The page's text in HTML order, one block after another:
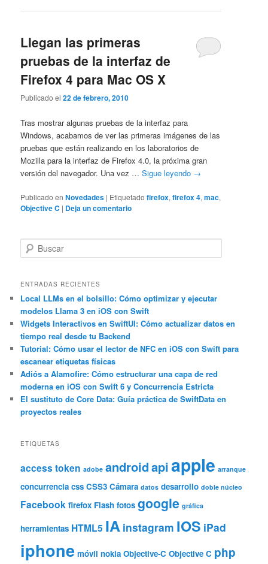
Llegan las primeras
pruebas de la interfaz de
Firefox 4 para Mac OS X
Publicado el22 de febrero, 2010
Tras mostrar algunas pruebas de la interfaz para
Windows, acabamos de ver las primeras imágenes de las
pruebas que están realizando en los laboratorios de
Mozilla para la interfaz de Firefox 4.0, la próxima gran
versión del navegador. Una vez …Sigue leyendo →
Publicado en Novedades | Etiquetado firefox,firefox 4,mac,
Objective C | Deja un comentario
u
c
a
r
ENTRADAS RECIENTES
Local LLMs en el bolsillo: Cómo optimizar y ejecutar
modelos Llama 3 en iOS con Swift
Widgets Interactivos en SwiftUI: Cómo actualizar datos en
tiempo real desde tu Backend
Tutorial: Cómo usar el lector de NFC en iOS con Swift para
escanear etiquetas físicas
Adiós a Alamofire: Cómo estructurar una capa de red
moderna en iOS con Swift 6 y Concurrencia Estricta
El sustituto de Core Data: Guía práctica de SwiftData en
proyectos reales
ETIQUETAS
access token adobe androidapiapple arranque
concurrencia css CSS3 Cámara datos desarrollo doble núcleo
Facebook firefox Flash fotos google gráfica
herramientas HTML5 IA instagram IOS iPad
iphone móvil nokia Objective-C Objective C php